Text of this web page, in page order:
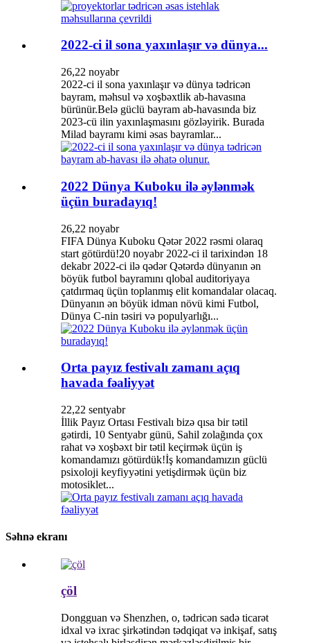
2022-ci il sona yaxınlaşır və dünya...
26,22 noyabr
2022-ci il sona yaxınlaşır və dünya tədricən
bayram, məhsul və xoşbəxtlik ab-havasına
bürünür.Belə güclü bayram ab-havasında biz
2023-cü ilin yaxınlaşmasını gözləyirik. Burada
Milad bayramı kimi əsas bayramlar...
2022 Dünya Kuboku ilə əylənmək
üçün buradayıq!
26,22 noyabr
FIFA Dünya Kuboku Qətər 2022 rəsmi olaraq
start götürdü!20 noyabr 2022-ci il tarixindən 18
dekabr 2022-ci ilə qədər Qətərdə dünyanın ən
böyük futbol bayramını qlobal auditoriyaya
çatdırmaq üçün toplanmış elit komandalar olacaq.
Dünyanın ən böyük idman növü kimi Futbol, ​​
Dünya C-nin təsiri və populyarlığı...
Orta payız festivalı zamanı açıq
havada fəaliyyət
22,22 sentyabr
İllik Payız Ortası Festivalı bizə qısa bir tətil
gətirdi, 10 Sentyabr günü, Sahil zolağında çox
rahat və xoşbəxt bir tətil keçirmək üçün iş
komandamızı götürdük!İş komandamızın güclü
psixoloji keyfiyyətini yetişdirmək üçün biz
motosiklet...
Səhnə ekranı
çöl
Dongguan və Shenzhen, o, tədricən sadə ticarət
idxal və ixrac şirkətindən tədqiqat və inkişaf, satış